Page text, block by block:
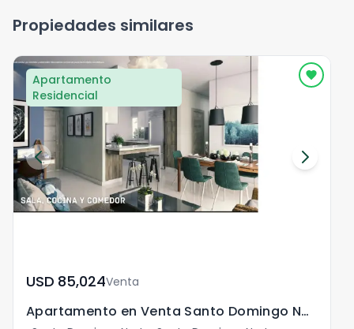
Propiedades similares
Apartamento
Residencial
USD	85,024Venta
Apartamento en Venta Santo Domingo Norte